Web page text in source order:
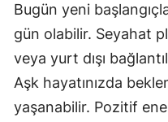
Bugün yeni
gün olabilir. Seyahat
veya yurt dışı
Aşk hayatınızda
yaşanabilir. Pozitif